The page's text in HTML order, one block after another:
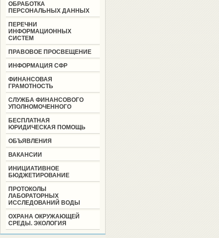
ОБРАБОТКА
ПЕРСОНАЛЬНЫХ ДАННЫХ
ПЕРЕЧНИ
ИНФОРМАЦИОННЫХ
СИСТЕМ
ПРАВОВОЕ ПРОСВЕЩЕНИЕ
ИНФОРМАЦИЯ СФР
ФИНАНСОВАЯ
ГРАМОТНОСТЬ
СЛУЖБА ФИНАНСОВОГО
УПОЛНОМОЧЕННОГО
БЕСПЛАТНАЯ
ЮРИДИЧЕСКАЯ ПОМОЩЬ
ОБЪЯВЛЕНИЯ
ВАКАНСИИ
ИНИЦИАТИВНОЕ
БЮДЖЕТИРОВАНИЕ
ПРОТОКОЛЫ
ЛАБОРАТОРНЫХ
ИССЛЕДОВАНИЙ ВОДЫ
ОХРАНА ОКРУЖАЮЩЕЙ
СРЕДЫ. ЭКОЛОГИЯ